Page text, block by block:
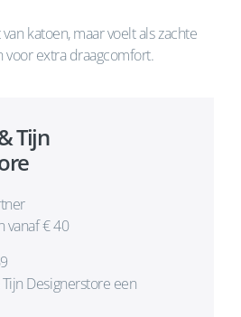
katoen, maar voelt als zachte
voor extra draagcomfort.
Tijn
vanaf € 40
Designerstore een